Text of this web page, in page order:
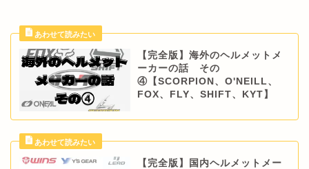
【完全版】海外のヘルメットメ
ーカーの話 その
④【SCORPION、O'NEILL、
FOX、FLY、SHIFT、KYT】
【完全版】国内ヘルメットメー